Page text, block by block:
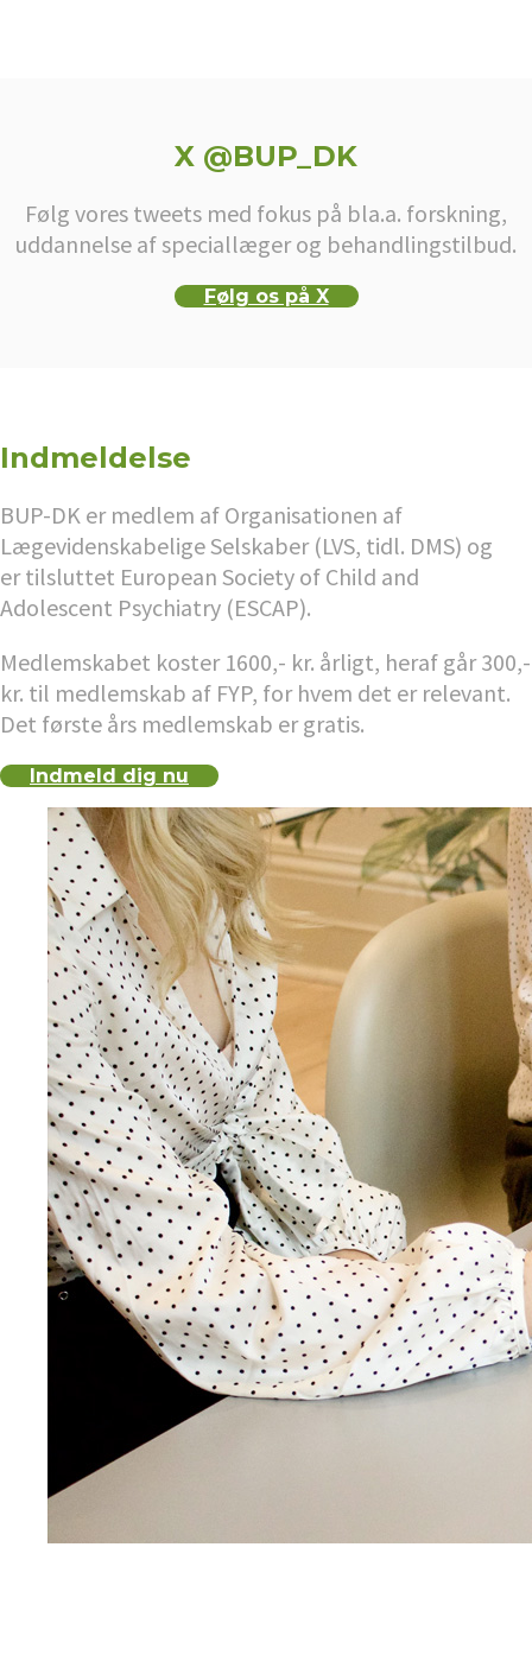
X @BUP_DK
Følg vores tweets med fokus på bla.a. forskning,
uddannelse af speciallæger og behandlingstilbud.
Følg os på X
Indmeldelse
BUP-DK er medlem af Organisationen af
Lægevidenskabelige Selskaber (LVS, tidl. DMS) og
er tilsluttet European Society of Child and
Adolescent Psychiatry (ESCAP).
Medlemskabet koster 1600,- kr. årligt, heraf går 300,-
kr. til medlemskab af FYP, for hvem det er relevant.
Det første års medlemskab er gratis.
Indmeld dig nu